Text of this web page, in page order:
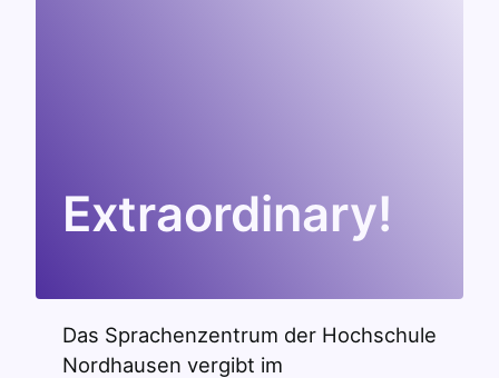
Extraordinary!
Das Sprachenzentrum der Hochschule
Nordhausen vergibt im